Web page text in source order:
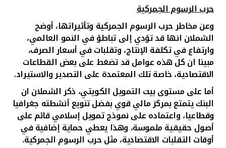
حرب الرسوم الجمركية
وعنمخاطر حرب الرسوم الجمركية وتأثيراتها، أوضح
الشملان انها قد تؤدي إلى تباطؤ في النمو العالمي،
وارتفاع في تكلفة الإنتاج، وتقلبات في أسعار الصرف،
مبينا ان كل هذه عوامل قد تضغط على بعض القطاعات
الاقتصادية، خاصة تلك المعتمدة على التصدير والاستيراد.
أما على مستوى بيت التمويل الكويتي، ذكر الشملان ان
البنك يتمتع بمركز مالي قوي بفضل تنويع أنشطته جغرافيا
وقطاعيا، واعتماده على نموذج تمويل إسلامي قائم على
أصول حقيقية ملموسة، وهذا يعطي حماية إضافية في
أوقات التقلبات الاقتصادية، مثل حرب الرسوم الجمركية.